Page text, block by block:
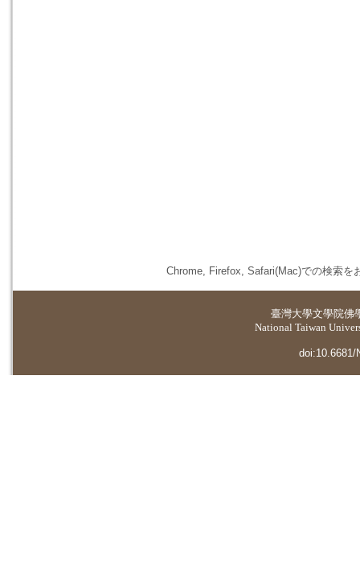
Chrome, Firefox, Safari(Mac)での検索を
臺灣大學文學院佛
National Taiwan
doi:10.6681/